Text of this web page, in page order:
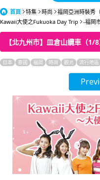
首頁 特集 時尚 福岡亞洲時裝秀（
Kawaii大使之Fukuoka Day Trip
-福岡
【北九州市】皿倉山纜車（1/8
日本 泰國 福岡 時尚 觀光 流行地區